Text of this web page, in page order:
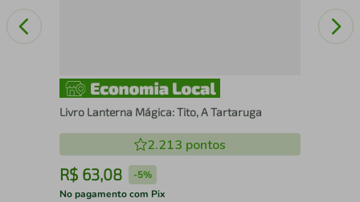
Livro Lanterna Mágica: Tito, A Tartaruga
2.213 pontos
R$ 63,08 -5%
No pagamento com Pix